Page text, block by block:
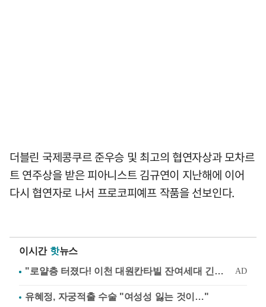
더블린 국제콩쿠르 준우승 및 최고의 협연자상과 모차르
트 연주상을 받은 피아니스트 김규연이 지난해에 이어
다시 협연자로 나서 프로코피예프 작품을 선보인다.
이시간 핫뉴스
유혜정, 자궁적출 수술 "여성성 잃는 것이…"